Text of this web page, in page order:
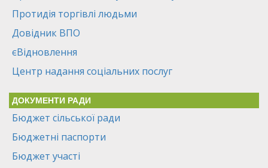
Протидія торгівлі людьми
Довідник ВПО
єВідновлення
Центр надання соціальних послуг
ДОКУМЕНТИ РАДИ
Бюджет сільської ради
Бюджетні паспорти
Бюджет участі